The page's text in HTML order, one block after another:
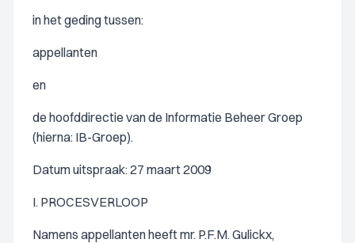
in het geding tussen:
appellanten
en
de hoofddirectie van de Informatie Beheer Groep
(hierna: IB-Groep).
Datum uitspraak: 27 maart 2009
I. PROCESVERLOOP
Namens appellanten heeft mr. P.F.M. Gulickx,